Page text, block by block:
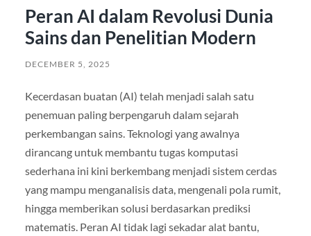
Peran AI dalam Revolusi Dunia
Sains dan Penelitian Modern
DECEMBER 5, 2025
Kecerdasan buatan (AI) telah menjadi salah satu
penemuan paling berpengaruh dalam sejarah
perkembangan sains. Teknologi yang awalnya
dirancang untuk membantu tugas komputasi
sederhana ini kini berkembang menjadi sistem cerdas
yang mampu menganalisis data, mengenali pola rumit,
hingga memberikan solusi berdasarkan prediksi
matematis. Peran AI tidak lagi sekadar alat bantu,